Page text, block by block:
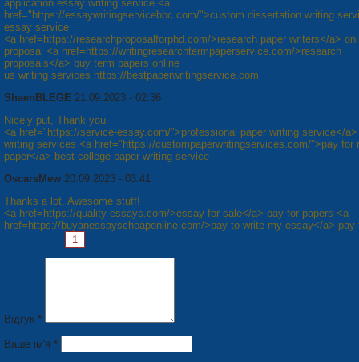
application essay writing service <a
href="https://essaywritingservicebbc.com/">custom dissertation writing
essay service
<a href=https://researchproposalforphd.com/>research paper writers</a>
proposal <a href=https://writingresearchtermpaperservice.com/>research
proposals</a> buy term papers online
us writing services https://bestpaperwritingservice.com
ShaenBLEGE 21.09.2023 - 02:36
Nicely put, Thank you.
<a href="https://service-essay.com/">professional paper writing service</a>
writing services <a href="https://custompaperwritingservices.com/">pay for
paper</a> best college paper writing service
OscarsMew 20.09.2023 - 03:41
Thanks a lot, Awesome stuff!
<a href=https://quality-essays.com/>essay for sale</a> pay for papers <a
href=https://buyanessayscheaponline.com/>pay to write my essay</a> pay
1
Відгук *
Ваше ім'я *